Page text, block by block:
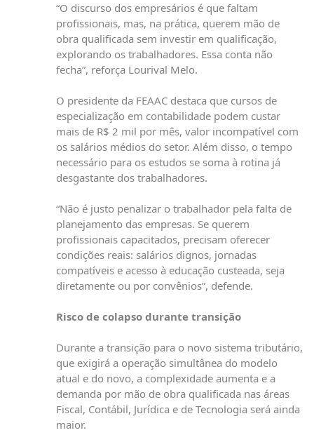
“O discurso dos empresários é que faltam
profissionais, mas, na prática, querem mão de
obra qualificada sem investir em qualificação,
explorando os trabalhadores. Essa conta não
fecha”, reforça Lourival Melo.
O presidente da FEAAC destaca que cursos de
especialização em contabilidade podem custar
mais de R$ 2 mil por mês, valor incompatível com
os salários médios do setor. Além disso, o tempo
necessário para os estudos se soma à rotina já
desgastante dos trabalhadores.
“Não é justo penalizar o trabalhador pela falta de
planejamento das empresas. Se querem
profissionais capacitados, precisam oferecer
condições reais: salários dignos, jornadas
compatíveis e acesso à educação custeada, seja
diretamente ou por convênios”, defende.
Risco de colapso durante transição
Durante a transição para o novo sistema tributário,
que exigirá a operação simultânea do modelo
atual e do novo, a complexidade aumenta e a
demanda por mão de obra qualificada nas áreas
Fiscal, Contábil, Jurídica e de Tecnologia será ainda
maior.